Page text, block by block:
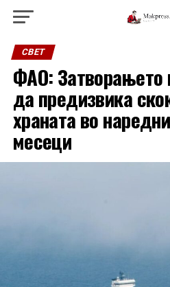
СВЕТ
ФАО: Затворањето
да предизвика
храната во
месеци